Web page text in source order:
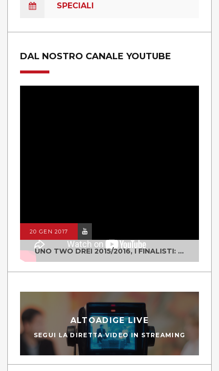
SPECIALI
DAL NOSTRO CANALE YOUTUBE
20 GEN 2017
UNO TWO DREI 2015/2016, I FINALISTI: CLASSE IV ALS ISTITUTO "DEGASPERI" BORGO VALSUGANA
ALTOADIGE LIVE
SEGUI LA DIRETTA VIDEO IN STREAMING